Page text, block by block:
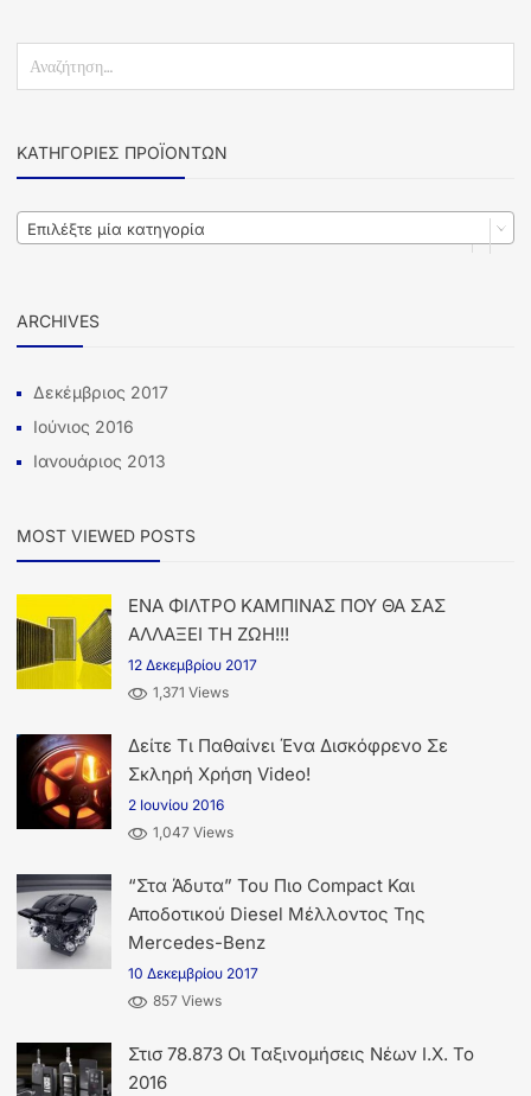
ΚΑΤΗΓΟΡΊΕΣ ΠΡΟΪΌΝΤΩΝ
Επιλέξτε μία κατηγορία
ARCHIVES
Δεκέμβριος 2017
Ιούνιος 2016
Ιανουάριος 2013
MOST VIEWED POSTS
ΕΝΑ ΦΙΛΤΡΟ ΚΑΜΠΙΝΑΣ ΠΟΥ ΘΑ ΣΑΣ
ΑΛΛΑΞΕΙ ΤΗ ΖΩΗ!!!
12 Δεκεμβρίου 2017
1,371 Views
Δείτε Τι Παθαίνει Ένα Δισκόφρενο Σε
Σκληρή Χρήση Video!
2 Ιουνίου 2016
1,047 Views
“Στα Άδυτα” Του Πιο Compact Και
Αποδοτικού Diesel Μέλλοντος Της
Mercedes-Benz
10 Δεκεμβρίου 2017
857 Views
Στισ 78.873 Οι Ταξινομήσεις Νέων Ι.Χ. Το
2016